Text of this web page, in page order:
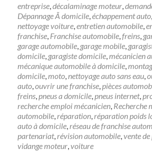
entreprise,décalaminage moteur,
Dépannage Ã domicile,échappement auto,
nettoyage voiture,entretien automobile,
franchise, Franchise automobile,freins,
garage automobile, garage mobile,
domicile, garagiste domicile,mécanicien
mécanique automobile à domicile,
domicile,moto,nettoyage auto sans eau,
auto,ouvrir une franchise,pièces
freins,pneus a domicile,pneus internet,
recherche emploi mécanicien, Recherche
automobile,réparation,réparation poids
auto à domicile,réseau de franchise
partenariat,révision automobile,vente
vidange moteur,voiture